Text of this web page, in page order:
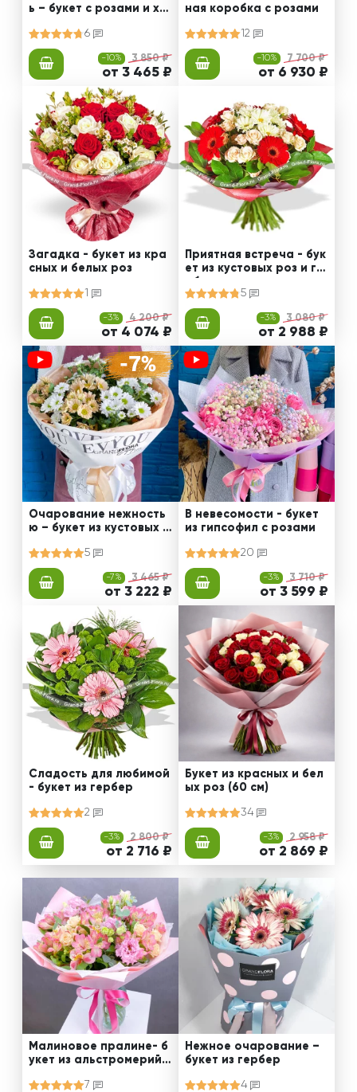
ь – букет с розами и хр
6
-10% 3 850 ₽
от 3 465 ₽
ная коробка с розами
12
-10% 7 700 ₽
от 6 930 ₽
Загадка - букет из кра
сных и белых роз
1
-3% 4 200 ₽
от 4 074 ₽
Приятная встреча - бук
ет из кустовых роз и ге
5
-3% 3 080 ₽
от 2 988 ₽
Очарование нежность
ю – букет из кустовых х
5
-7% 3 465 ₽
от 3 222 ₽
В невесомости - букет
из гипсофил с розами
20
-3% 3 710 ₽
от 3 599 ₽
Сладость для любимой
- букет из гербер
2
-3% 2 800 ₽
от 2 716 ₽
Букет из красных и бел
ых роз (60 см)
34
-3% 2 958 ₽
от 2 869 ₽
Малиновое пралине- б
укет из альстромерий,
7
Нежное очарование –
букет из гербер
4